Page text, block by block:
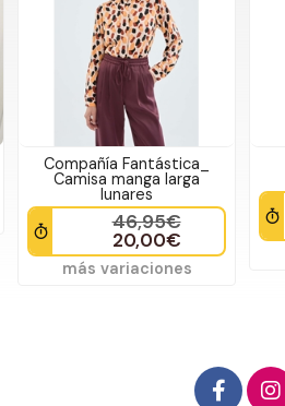
Compañía Fantástica_
Camisa manga larga
lunares
46,95€
20,00€
más variaciones